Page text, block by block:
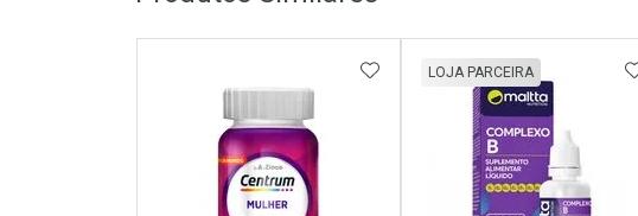
ADICIONAR AOS FAVORITOS
LOJA PARCEIRA